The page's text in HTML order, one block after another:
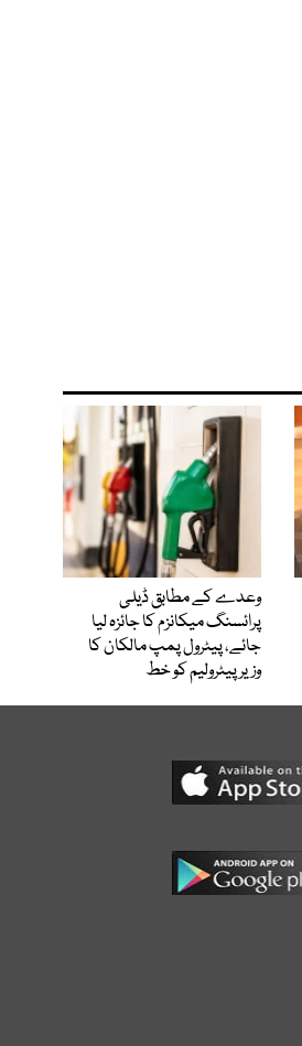
وعدے کے مطابق ڈیلی
پرائسنگ میکانزم کا جائزہ لیا
جائے، پیٹرول پمپ مالکان کا
وزیرپیٹرولیم کو خط